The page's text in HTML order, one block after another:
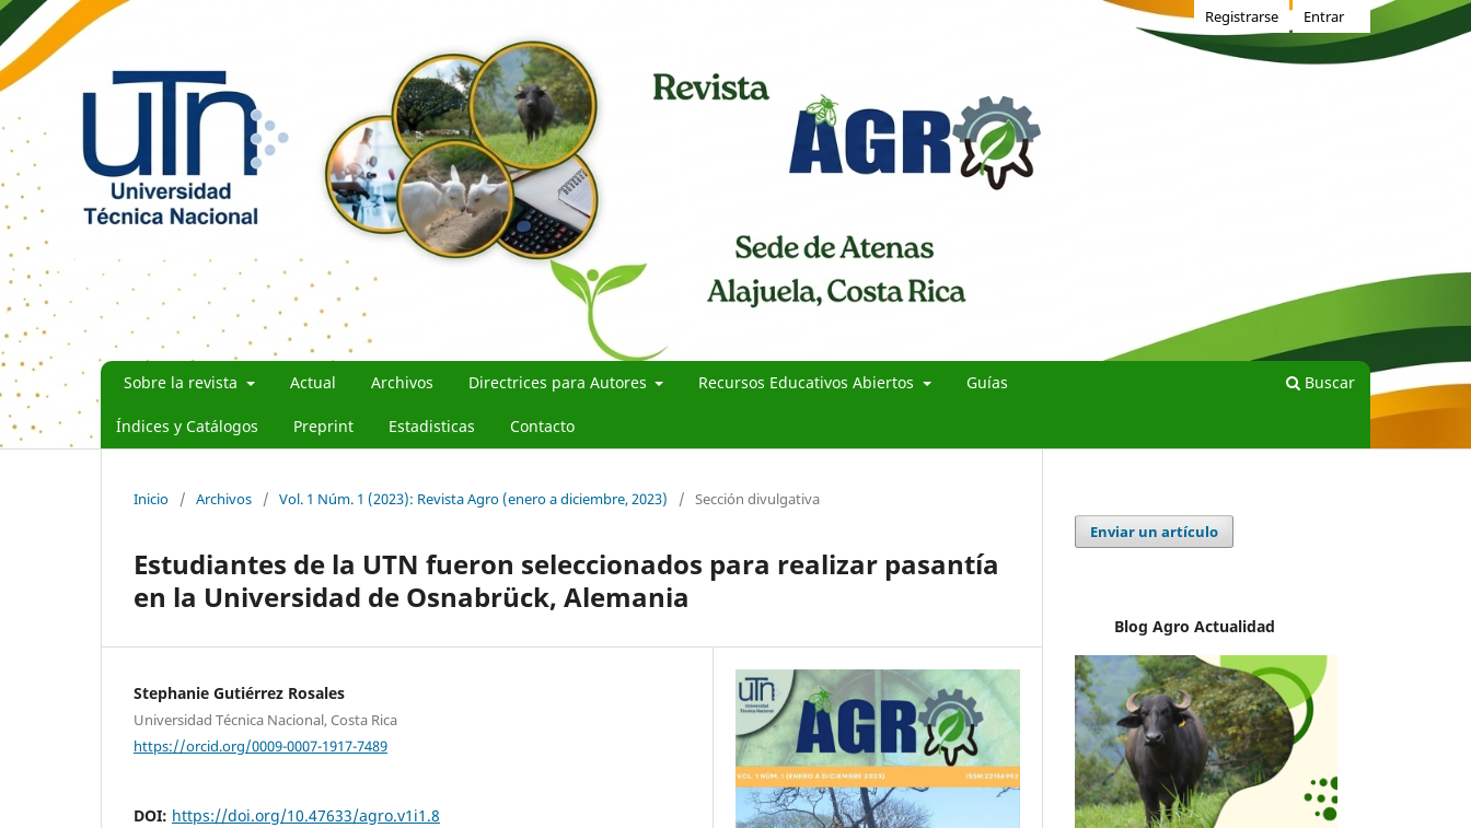
Sobre la revista Actual Archivos Directrices para Autores Recursos Educativos Abiertos Guías
Índices y Catálogos Preprint Estadisticas Contacto
Buscar
Registrarse Entrar
Inicio / Archivos / Vol. 1 Núm. 1 (2023): Revista Agro (enero a diciembre, 2023) / Sección divulgativa
Estudiantes de la UTN fueron seleccionados para realizar pasantía
en la Universidad de Osnabrück, Alemania
Stephanie Gutiérrez Rosales
Universidad Técnica Nacional, Costa Rica
https://orcid.org/0009-0007-1917-7489
DOI: https://doi.org/10.47633/agro.v1i1.8
Enviar un artículo
Blog Agro Actualidad